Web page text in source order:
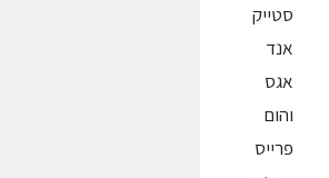
סטייק
אנד
אגס
והום
פרייס